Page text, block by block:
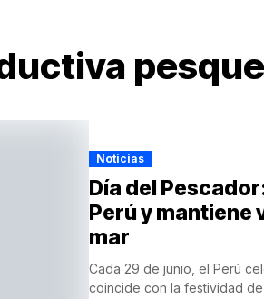
Noticias
Día del
Perú y mantiene
mar
Cada 29 de junio, el Perú
coincide con la festividad de